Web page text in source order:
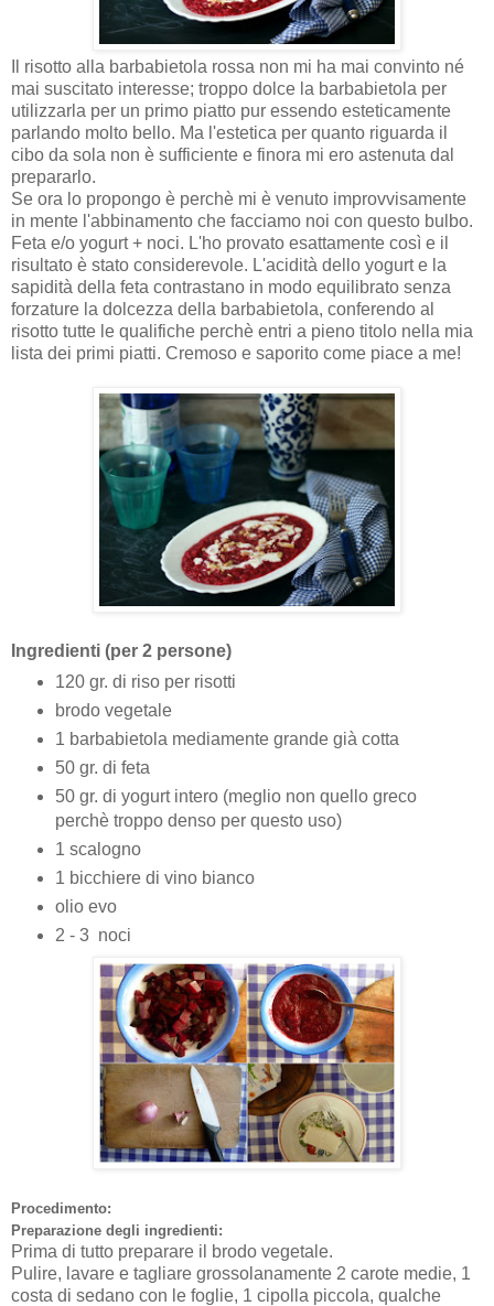
Il risotto alla barbabietola rossa non mi ha mai convinto né
mai suscitato interesse; troppo dolce la barbabietola per
utilizzarla per un primo piatto pur essendo esteticamente
parlando molto bello. Ma l'estetica per quanto riguarda il
cibo da sola non è sufficiente e finora mi ero astenuta dal
prepararlo.
Se ora lo propongo è perchè mi è venuto improvvisamente
in mente l'abbinamento che facciamo noi con questo bulbo.
Feta e/o yogurt + noci. L'ho provato esattamente così e il
risultato è stato considerevole. L'acidità dello yogurt e la
sapidità della feta contrastano in modo equilibrato senza
forzature la dolcezza della barbabietola, conferendo al
risotto tutte le qualifiche perchè entri a pieno titolo nella mia
lista dei primi piatti. Cremoso e saporito come piace a me!
Ingredienti (per 2 persone)
120 gr. di riso per risotti
brodo vegetale
1 barbabietola mediamente grande già cotta
50 gr. di feta
50 gr. di yogurt intero (meglio non quello greco
perchè troppo denso per questo uso)
1 scalogno
1 bicchiere di vino bianco
olio evo
2 - 3 noci
Procedimento:
Preparazione degli ingredienti:
Prima di tutto preparare il brodo vegetale.
Pulire, lavare e tagliare grossolanamente 2 carote medie, 1
costa di sedano con le foglie, 1 cipolla piccola, qualche